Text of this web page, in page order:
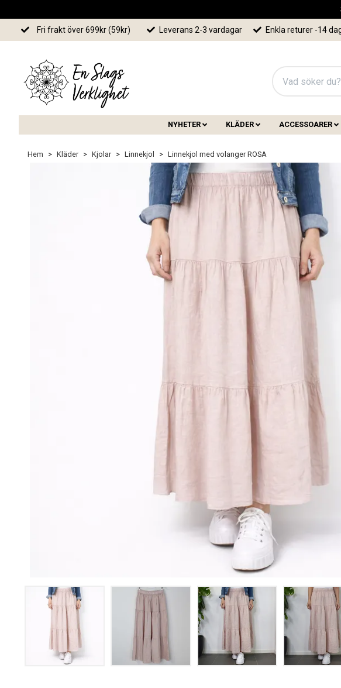
Fri frakt över 699kr (59kr) Leverans 2-3 vardagar Enkla returer -14
NYHETER KLÄDER ACCESSOARER
Hem Kläder Kjolar Linnekjol Linnekjol med volanger ROSA